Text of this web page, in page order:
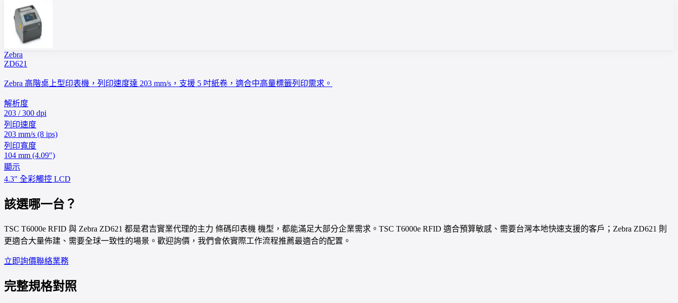
Zebra
ZD621
Zebra 高階桌上型印表機，列印速度達 203 mm/s，支援 5 吋紙卷，適合中高量標籤列印需求。
解析度
203 / 300 dpi
列印速度
203 mm/s (8 ips)
列印寬度
104 mm (4.09")
顯示
4.3" 全彩觸控 LCD
該選哪一台？
TSC T6000e RFID 與 Zebra ZD621 都是君吉實業代理的主力 條碼印表機 機型，都能滿足大部分企業需求。TSC T6000e RFID 適合預算敏感、需要台灣本地快速支援的客戶；Zebra ZD621 則
更適合大量佈建、需要全球一致性的場景。歡迎詢價，我們會依實際工作流程推薦最適合的配置。
立即詢價聯絡業務
完整規格對照